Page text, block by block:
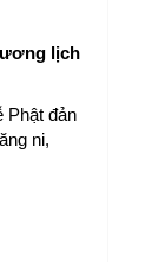
lịch
Phật đản
ni,